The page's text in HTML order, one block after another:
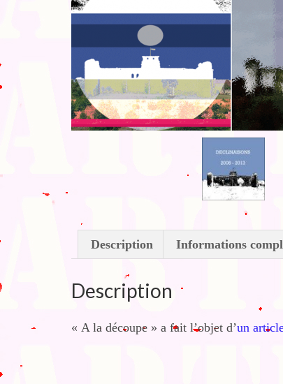
Description Informations
Description
« A la découpe » a fait l’objet d’un